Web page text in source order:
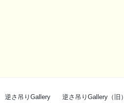
逆さ吊りGallery 逆さ吊りGallery（旧）